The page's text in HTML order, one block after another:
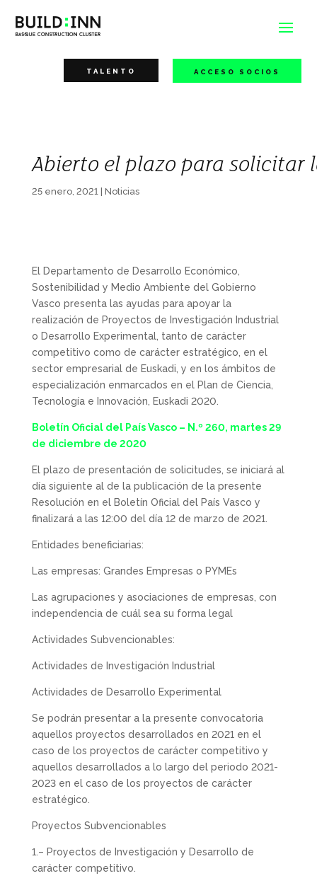
TALENTO ACCESO SOCIOS
Abierto el plazo para solicitar
25 enero, 2021| Noticias
El Departamento de Desarrollo Económico,
Sostenibilidad y Medio Ambiente del Gobierno
Vasco presenta las ayudas para apoyar la
realización de Proyectos de Investigación Industrial
o Desarrollo Experimental, tanto de carácter
competitivo como de carácter estratégico, en el
sector empresarial de Euskadi, y en los ámbitos de
especialización enmarcados en el Plan de Ciencia,
Tecnología e Innovación, Euskadi 2020.
Boletín Oficial del País Vasco – N.º 260, martes 29
de diciembre de 2020
El plazo de presentación de solicitudes, se iniciará al
día siguiente al de la publicación de la presente
Resolución en el Boletín Oficial del País Vasco y
finalizará a las 12:00 del día 12 de marzo de 2021.
Entidades beneficiarias:
Las empresas: Grandes Empresas o PYMEs
Las agrupaciones y asociaciones de empresas, con
independencia de cuál sea su forma legal
Actividades Subvencionables:
Actividades de Investigación Industrial
Actividades de Desarrollo Experimental
Se podrán presentar a la presente convocatoria
aquellos proyectos desarrollados en 2021 en el
caso de los proyectos de carácter competitivo y
aquellos desarrollados a lo largo del periodo 2021-
2023 en el caso de los proyectos de carácter
estratégico.
Proyectos Subvencionables
1.– Proyectos de Investigación y Desarrollo de
carácter competitivo.